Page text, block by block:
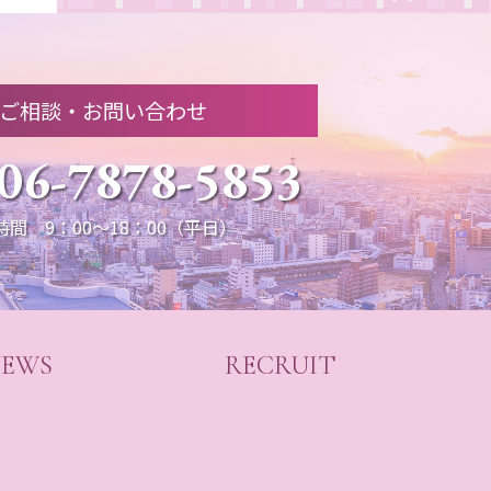
相談・お問い合わせ
7878-5853
間 9：00～18：00（平日）
RECRUIT